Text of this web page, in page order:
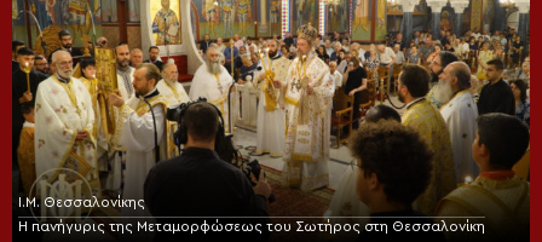
Ι.Μ. Θεσσαλονίκης
Η πανήγυρις της Μεταμορφώσεως του Σωτήρος στη Θεσσαλονίκη